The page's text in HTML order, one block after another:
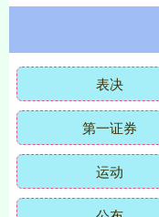
表决
第一证券
运动